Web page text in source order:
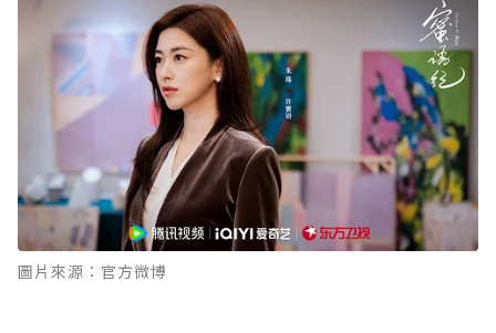
圖片來源：官方微博